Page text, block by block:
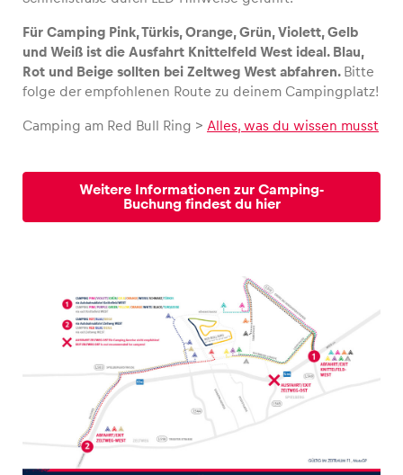
Für Camping Pink, Türkis, Orange, Grün, Violett, Gelb
und Weiß ist die Ausfahrt Knittelfeld West ideal. Blau,
Rot und Beige sollten bei Zeltweg West abfahren. Bitte
folge der empfohlenen Route zu deinem Campingplatz!
Camping am Red Bull Ring > Alles, was du wissen musst
Weitere Informationen zur Camping-
Buchung findest du hier